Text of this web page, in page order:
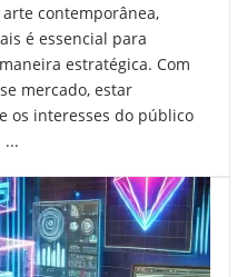
contemporânea,
é essencial para
estratégica. Com
mercado, estar
os interesses do público
...